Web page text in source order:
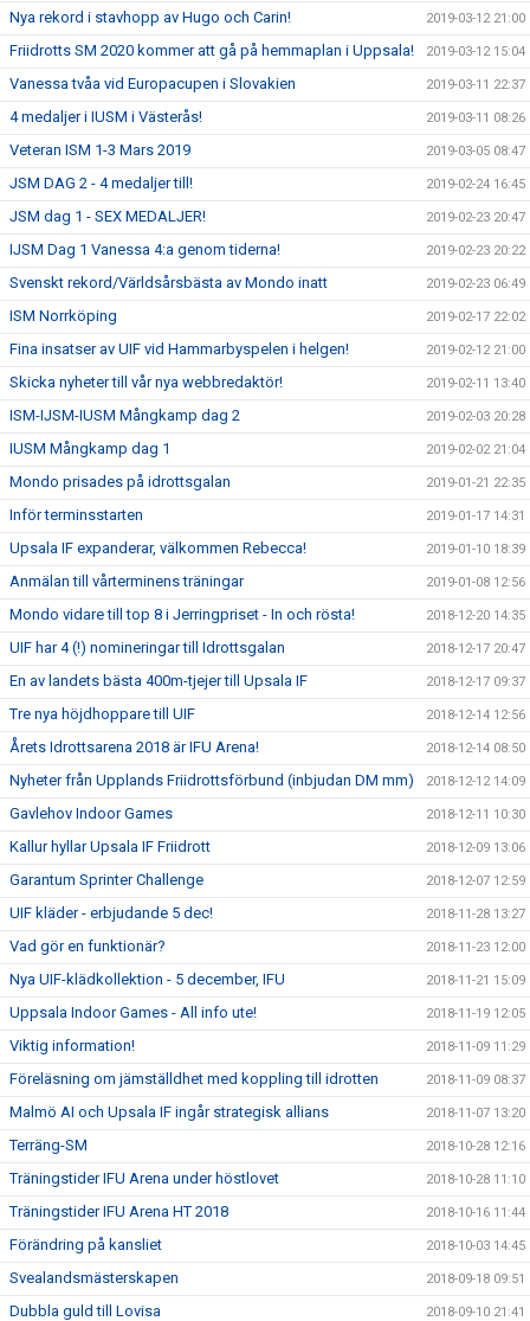
Nya rekord i stavhopp av Hugo och Carin! 2019-03-12 21:00
Friidrotts SM 2020 kommer att gå på hemmaplan i Uppsala! 2019-03-12 15:04
Vanessa tvåa vid Europacupen i Slovakien 2019-03-11 22:37
4 medaljer i IUSM i Västerås! 2019-03-11 08:26
Veteran ISM 1-3 Mars 2019 2019-03-05 08:47
JSM DAG 2 - 4 medaljer till! 2019-02-24 16:45
JSM dag 1 - SEX MEDALJER! 2019-02-23 20:47
IJSM Dag 1 Vanessa 4:a genom tiderna! 2019-02-23 20:22
Svenskt rekord/Världsårsbästa av Mondo inatt 2019-02-23 06:49
ISM Norrköping 2019-02-17 22:02
Fina insatser av UIF vid Hammarbyspelen i helgen! 2019-02-12 21:00
Skicka nyheter till vår nya webbredaktör! 2019-02-11 13:40
ISM-IJSM-IUSM Mångkamp dag 2 2019-02-03 20:28
IUSM Mångkamp dag 1 2019-02-02 21:04
Mondo prisades på idrottsgalan 2019-01-21 22:35
Inför terminsstarten 2019-01-17 14:31
Upsala IF expanderar, välkommen Rebecca! 2019-01-10 18:39
Anmälan till vårterminens träningar 2019-01-08 12:56
Mondo vidare till top 8 i Jerringpriset - In och rösta! 2018-12-20 14:35
UIF har 4 (!) nomineringar till Idrottsgalan 2018-12-17 20:47
En av landets bästa 400m-tjejer till Upsala IF 2018-12-17 09:37
Tre nya höjdhoppare till UIF 2018-12-14 12:56
Årets Idrottsarena 2018 är IFU Arena! 2018-12-14 08:50
Nyheter från Upplands Friidrottsförbund (inbjudan DM mm) 2018-12-12 14:09
Gavlehov Indoor Games 2018-12-11 10:30
Kallur hyllar Upsala IF Friidrott 2018-12-09 13:06
Garantum Sprinter Challenge 2018-12-07 12:59
UIF kläder - erbjudande 5 dec! 2018-11-28 13:27
Vad gör en funktionär? 2018-11-23 12:00
Nya UIF-klädkollektion - 5 december, IFU 2018-11-21 15:09
Uppsala Indoor Games - All info ute! 2018-11-19 12:05
Viktig information! 2018-11-09 11:29
Föreläsning om jämställdhet med koppling till idrotten 2018-11-09 08:37
Malmö AI och Upsala IF ingår strategisk allians 2018-11-07 13:20
Terräng-SM 2018-10-28 12:16
Träningstider IFU Arena under höstlovet 2018-10-28 11:10
Träningstider IFU Arena HT 2018 2018-10-16 11:44
Förändring på kansliet 2018-10-03 14:45
Svealandsmästerskapen 2018-09-18 09:51
Dubbla guld till Lovisa 2018-09-10 21:41